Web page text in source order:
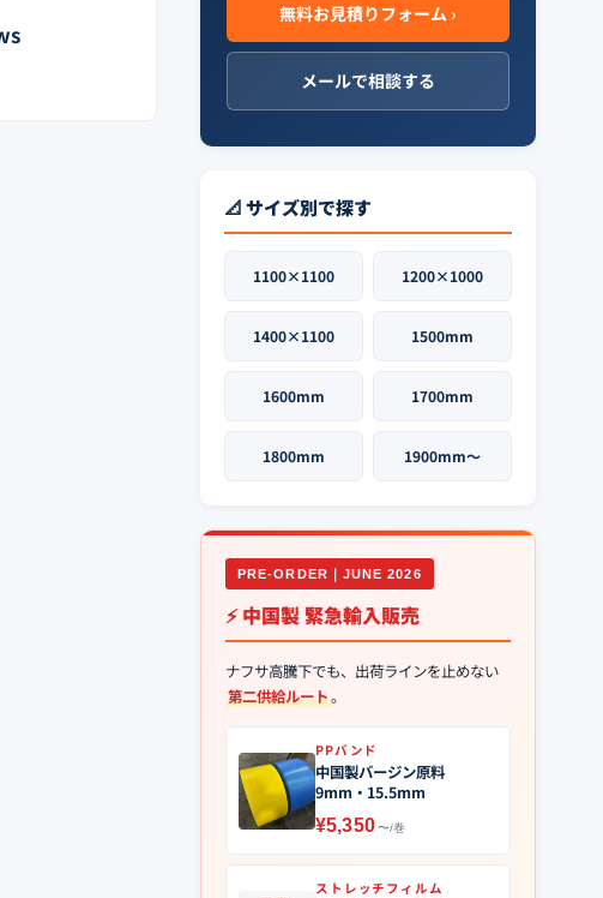
無料お見積りフォーム ›
メールで相談する
📐 サイズ別で探す
1100×1100 1200×1000
1400×1100 1500mm
1600mm 1700mm
1800mm 1900mm〜
PRE-ORDER｜JUNE 2026
⚡ 中国製 緊急輸入販売
ナフサ高騰下でも、出荷ラインを止めない
第二供給ルート。
PPバンド
中国製バージン原料
9mm・15.5mm
¥5,350〜/巻
ストレッチフィルム